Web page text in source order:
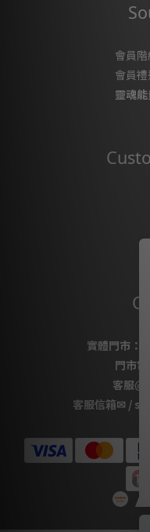
會員
會員
靈魂
實體門市：
門市電話
客服
客服信箱✉ /